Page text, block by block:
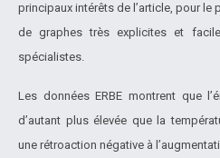
principaux intérêts de l’article, pour le
de graphes très explicites et
spécialistes.
Les données ERBE montrent que
d’autant plus élevée que la
une rétroaction négative à